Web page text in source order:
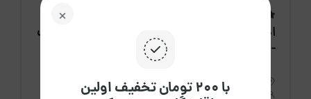
اجاره روزانه آپارتمان دوخواب کوروش پونک
- تهران
استان تهران، تهران
140 متر
با ۲۰۰ تومان تخفیف اولین